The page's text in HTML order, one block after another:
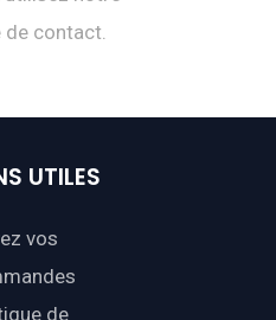
contact.
UTILES
vos
de